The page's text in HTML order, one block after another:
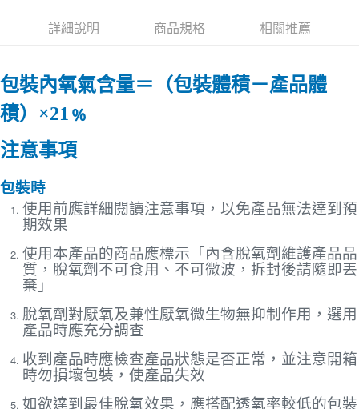
詳細說明 商品規格 相關推薦
包裝內氧氣含量＝（包裝體積－產品體
積）×21﹪
注意事項
包裝時
使用前應詳細閱讀注意事項，以免產品無法達到預
期效果
使用本產品的商品應標示「內含脫氧劑維護產品品
質，脫氧劑不可食用、不可微波，拆封後請隨即丟
棄」
脫氧劑對厭氧及兼性厭氧微生物無抑制作用，選用
產品時應充分調查
收到產品時應檢查產品狀態是否正常，並注意開箱
時勿損壞包裝，使產品失效
如欲達到最佳脫氧效果，應搭配透氧率較低的包裝